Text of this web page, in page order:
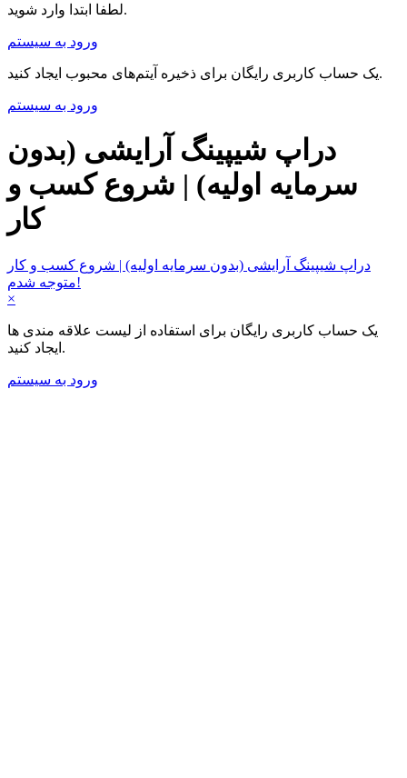
لطفا ابتدا وارد شوید.
ورود به سیستم
یک حساب کاربری رایگان برای ذخیره آیتم‌های محبوب ایجاد کنید.
ورود به سیستم
دراپ شیپینگ آرایشی (بدون
سرمایه اولیه) | شروع کسب و
کار
دراپ شیپینگ آرایشی (بدون سرمایه اولیه) | شروع کسب و کار
متوجه شدم!
×
یک حساب کاربری رایگان برای استفاده از لیست علاقه مندی ها
ایجاد کنید.
ورود به سیستم